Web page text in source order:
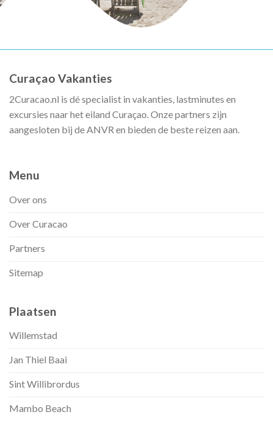
Curaçao Vakanties
2Curacao.nl is dé specialist in vakanties, lastminutes en
excursies naar het eiland Curaçao. Onze partners zijn
aangesloten bij de ANVR en bieden de beste reizen aan.
Menu
Over ons
Over Curacao
Partners
Sitemap
Plaatsen
Willemstad
Jan Thiel Baai
Sint Willibrordus
Mambo Beach